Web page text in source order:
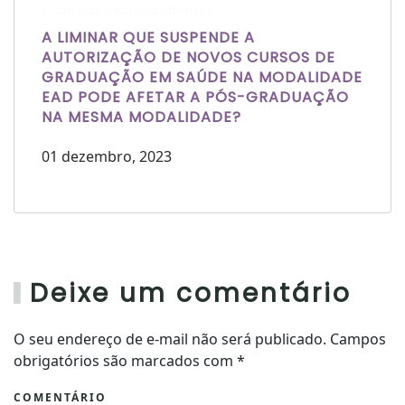
A LIMINAR QUE SUSPENDE A
AUTORIZAÇÃO DE NOVOS CURSOS DE
GRADUAÇÃO EM SAÚDE NA MODALIDADE
EAD PODE AFETAR A PÓS-GRADUAÇÃO
NA MESMA MODALIDADE?
01 dezembro, 2023
Deixe um comentário
O seu endereço de e-mail não será publicado. Campos
obrigatórios são marcados com *
COMENTÁRIO